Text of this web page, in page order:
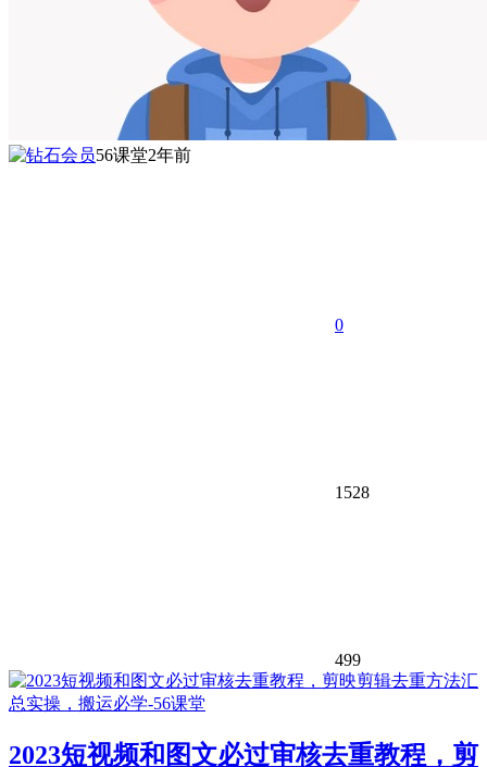
56课堂2年前
0
1528
499
2023短视频和图文必过审核去重教程，剪